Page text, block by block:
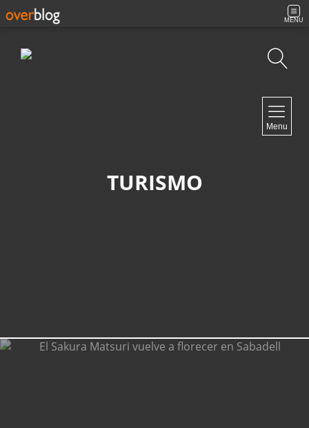
MENU
Menu
TURISMO